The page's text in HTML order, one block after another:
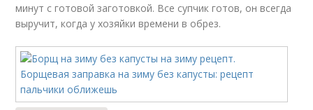
минут с готовой заготовкой. Все супчик готов, он всегда
выручит, когда у хозяйки времени в обрез.